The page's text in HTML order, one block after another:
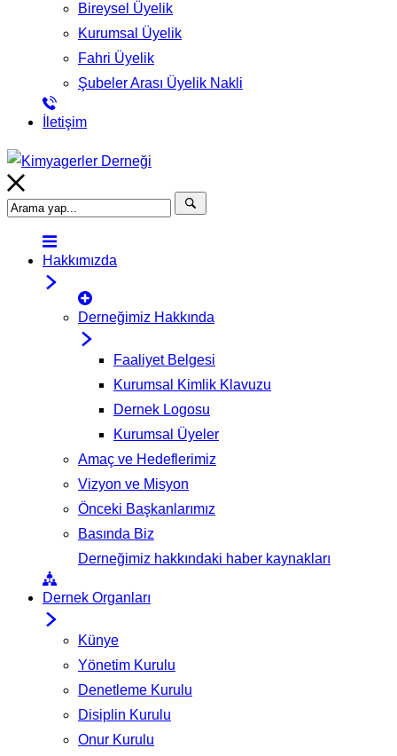
Bireysel Üyelik
Kurumsal Üyelik
Fahri Üyelik
Şubeler Arası Üyelik Nakli
İletişim
Hakkımızda
Derneğimiz Hakkında
Faaliyet Belgesi
Kurumsal Kimlik Klavuzu
Dernek Logosu
Kurumsal Üyeler
Amaç ve Hedeflerimiz
Vizyon ve Misyon
Önceki Başkanlarımız
Basında Biz
Derneğimiz hakkındaki haber kaynakları
Dernek Organları
Künye
Yönetim Kurulu
Denetleme Kurulu
Disiplin Kurulu
Onur Kurulu